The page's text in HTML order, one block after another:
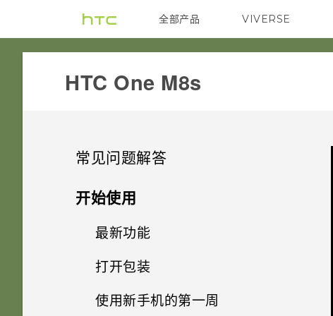
全部产品
VIVE VIVERSE
HTC One M8s‎
常见问题解答
SETTINGS
Android 6.0 中的深睡模式如何
模式如何节省电池电量？
GETTING STARTED
是否要插入 SIM 卡才能使用
APPS & FEATURES
如何更改摄像头取景器纵横比？
COMMUNICATION
开始使用
最新功能
Android 6.0 Marshmallow
软件和应用程序更新
打开包装
HTC One M8s
使用新手机的第一周